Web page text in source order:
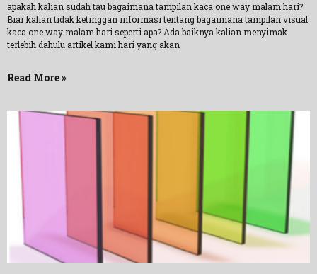
apakah kalian sudah tau bagaimana tampilan kaca one way malam hari?
Biar kalian tidak ketinggan informasi tentang bagaimana tampilan visual
kaca one way malam hari seperti apa? Ada baiknya kalian menyimak
terlebih dahulu artikel kami hari yang akan
Read More »